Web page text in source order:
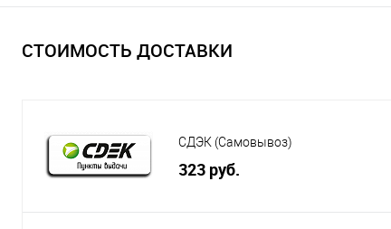
СТОИМОСТЬ ДОСТАВКИ
СДЭК (Самовывоз)
323 руб.